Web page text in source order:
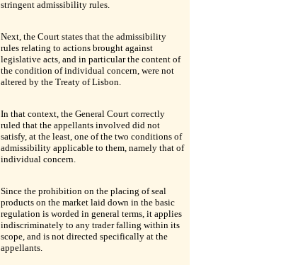
stringent admissibility rules.
Next, the Court states that the admissibility
rules relating to actions brought against
legislative acts, and in particular the content of
the condition of individual concern, were not
altered by the Treaty of Lisbon.
In that context, the General Court correctly
ruled that the appellants involved did not
satisfy, at the least, one of the two conditions of
admissibility applicable to them, namely that of
individual concern.
Since the prohibition on the placing of seal
products on the market laid down in the basic
regulation is worded in general terms, it applies
indiscriminately to any trader falling within its
scope, and is not directed specifically at the
appellants.